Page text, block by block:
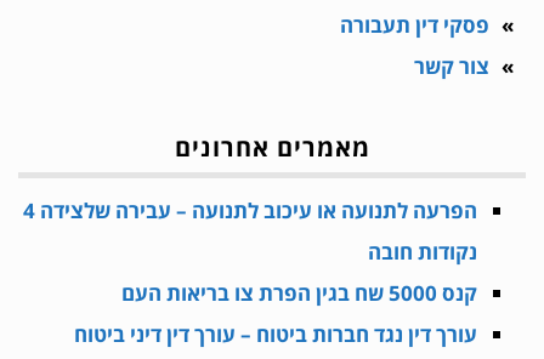
פסקי דין תעבורה
צור קשר
מאמרים אחרונים
הפרעה לתנועה או עיכוב לתנועה – עבירה שלצידה 4
נקודות חובה
קנס 5000 שח בגין הפרת צו בריאות העם
עורך דין נגד חברות ביטוח – עורך דין דיני ביטוח